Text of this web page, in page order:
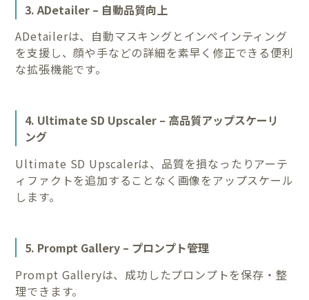
3. ADetailer – 自動品質向上
ADetailerは、自動マスキングとインペインティング
を支援し、顔や手などの詳細を素早く修正できる便利
な拡張機能です。
4. Ultimate SD Upscaler – 高品質アップスケーリ
ング
Ultimate SD Upscalerは、品質を損なったりアーテ
ィファクトを追加することなく画像をアップスケール
します。
5. Prompt Gallery – プロンプト管理
Prompt Galleryは、成功したプロンプトを保存・整
理できます。